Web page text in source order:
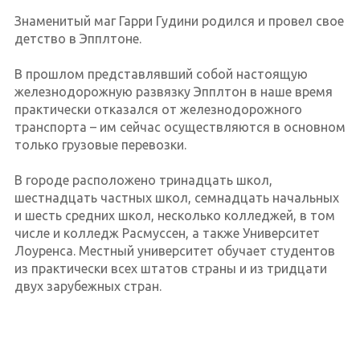
Знаменитый маг Гарри Гудини родился и провел свое
детство в Эпплтоне.
В прошлом представлявший собой настоящую
железнодорожную развязку Эпплтон в наше время
практически отказался от железнодорожного
транспорта – им сейчас осуществляются в основном
только грузовые перевозки.
В городе расположено тринадцать школ,
шестнадцать частных школ, семнадцать начальных
и шесть средних школ, несколько колледжей, в том
числе и колледж Расмуссен, а также Университет
Лоуренса. Местный университет обучает студентов
из практически всех штатов страны и из тридцати
двух зарубежных стран.